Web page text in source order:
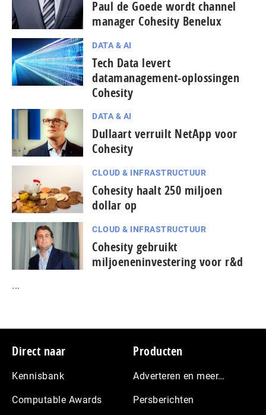
Paul de Goede wordt channel
manager Cohesity Benelux
DATA & AI
Tech Data levert
datamanagement-oplossingen
Cohesity
DATA & AI
Dullaart verruilt NetApp voor
Cohesity
CLOUD & INFRASTRUCTUUR
Cohesity haalt 250 miljoen
dollar op
CLOUD & INFRASTRUCTUUR
Cohesity gebruikt
miljoeneninvestering voor r&d
...
Footer
Direct naar
Kennisbank
Computable Awards
Producten
Adverteren en meer…
Persberichten